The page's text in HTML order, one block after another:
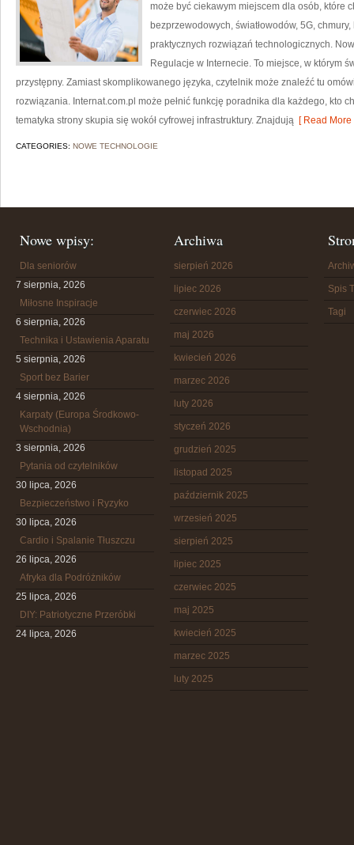
może być ciekawym miejscem dla osób, które
bezprzewodowych, światłowodów, 5G,
praktycznych rozwiązań technologicznych.
Regulacje w Internecie. To miejsce, w którym
przystępny. Zamiast skomplikowanego języka, czytelnik może znaleźć tu
rozwiązania. Internat.com.pl może pełnić funkcję poradnika dla każdego, kto
tematyka strony skupia się wokół cyfrowej infrastruktury. Znajdują [ Read More
CATEGORIES: NOWE TECHNOLOGIE
Nowe wpisy:
Dla seniorów
7 sierpnia, 2026
Miłosne Inspiracje
6 sierpnia, 2026
Technika i Ustawienia Aparatu
5 sierpnia, 2026
Sport bez Barier
4 sierpnia, 2026
Karpaty (Europa Środkowo-
Wschodnia)
3 sierpnia, 2026
Pytania od czytelników
30 lipca, 2026
Bezpieczeństwo i Ryzyko
30 lipca, 2026
Cardio i Spalanie Tłuszczu
26 lipca, 2026
Afryka dla Podróżników
25 lipca, 2026
DIY: Patriotyczne Przeróbki
24 lipca, 2026
Archiwa
sierpień 2026
lipiec 2026
czerwiec 2026
maj 2026
kwiecień 2026
marzec 2026
luty 2026
styczeń 2026
grudzień 2025
listopad 2025
październik 2025
wrzesień 2025
sierpień 2025
lipiec 2025
czerwiec 2025
maj 2025
kwiecień 2025
marzec 2025
luty 2025
Spis
Tagi